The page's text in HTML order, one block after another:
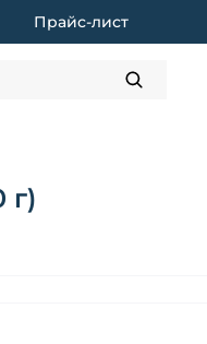
Прайс-лист
г)